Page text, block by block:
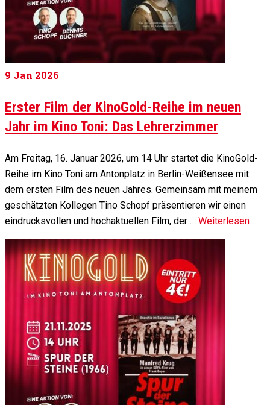
9 Jan 2026
Erster Film der KinoGold-Reihe im neuen
Jahr im Kino Toni: Das Lehrerzimmer
Am Freitag, 16. Januar 2026, um 14 Uhr startet die KinoGold-
Reihe im Kino Toni am Antonplatz in Berlin-Weißensee mit
dem ersten Film des neuen Jahres. Gemeinsam mit meinem
geschätzten Kollegen Tino Schopf präsentieren wir einen
eindrucksvollen und hochaktuellen Film, der … Weiterlesen